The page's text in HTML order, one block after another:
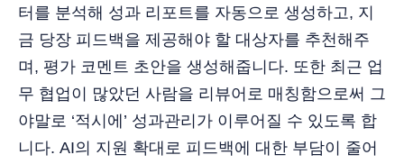
터를 분석해 성과 리포트를 자동으로 생성하고, 지
금 당장 피드백을 제공해야 할 대상자를 추천해주
며, 평가 코멘트 초안을 생성해줍니다. 또한 최근 업
무 협업이 많았던 사람을 리뷰어로 매칭함으로써 그
야말로 ‘적시에’ 성과관리가 이루어질 수 있도록 합
니다. AI의 지원 확대로 피드백에 대한 부담이 줄어